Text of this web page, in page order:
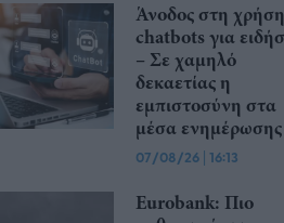
Άνοδος στη χρήση
chatbots για
– Σε χαμηλό
δεκαετίας η
εμπιστοσύνη στα
μέσα ενημέρωσης
07/08/26 | 16:13
Eurobank: Πιο